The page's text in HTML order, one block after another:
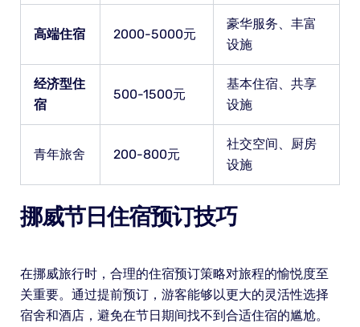
高端住宿 2000-5000元
豪华服务、丰富
设施
经济型住
宿
500-1500元
基本住宿、共享
设施
青年旅舍 200-800元
社交空间、厨房
设施
挪威节日住宿预订技巧
在挪威旅行时，合理的住宿预订策略对旅程的愉悦度至
关重要。通过提前预订，游客能够以更大的灵活性选择
宿舍和酒店，避免在节日期间找不到合适住宿的尴尬。